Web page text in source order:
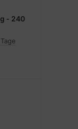
- 240